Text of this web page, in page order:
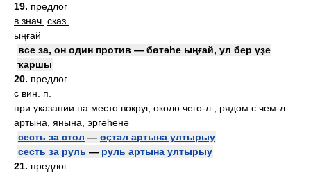
19. предлог
в знач. сказ.
ыңғай
все за, он один против — бөтәһе ыңғай, ул бер үҙе
ҡаршы
20. предлог
с вин. п.
при указании на место вокруг, около чего-л., рядом с чем-л.
артына, янына, эргәһенә
сесть за стол — өҫтәл артына ултырыу
сесть за руль — руль артына ултырыу
21. предлог